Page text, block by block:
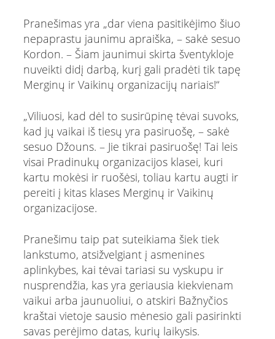
Pranešimas yra „dar viena pasitikėjimo šiuo
nepaprastu jaunimu apraiška, – sakė sesuo
Kordon. – Šiam jaunimui skirta šventykloje
nuveikti didį darbą, kurį gali pradėti tik tapę
Merginų ir Vaikinų organizacijų nariais!“
„Viliuosi, kad dėl to susirūpinę tėvai suvoks,
kad jų vaikai iš tiesų yra pasiruošę, – sakė
sesuo Džouns. – Jie tikrai pasiruošę! Tai leis
visai Pradinukų organizacijos klasei, kuri
kartu mokėsi ir ruošėsi, toliau kartu augti ir
pereiti į kitas klases Merginų ir Vaikinų
organizacijose.
Pranešimu taip pat suteikiama šiek tiek
lankstumo, atsižvelgiant į asmenines
aplinkybes, kai tėvai tariasi su vyskupu ir
nusprendžia, kas yra geriausia kiekvienam
vaikui arba jaunuoliui, o atskiri Bažnyčios
kraštai vietoje sausio mėnesio gali pasirinkti
savas perėjimo datas, kurių laikysis.